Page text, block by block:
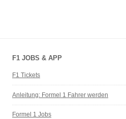
F1 JOBS & APP
F1 Tickets
Anleitung: Formel 1 Fahrer werden
Formel 1 Jobs